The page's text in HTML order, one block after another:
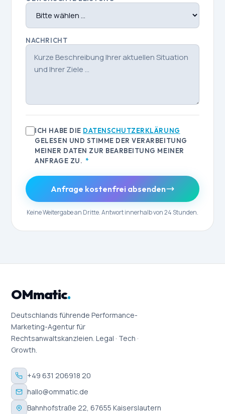
NACHRICHT
ICH HABE DIE DATENSCHUTZERKLÄRUNG
GELESEN UND STIMME DER VERARBEITUNG
MEINER DATEN ZUR BEARBEITUNG MEINER
ANFRAGE ZU. *
Anfrage kostenfrei absenden
Keine Weitergabe an Dritte. Antwort innerhalb von 24 Stunden.
OMmatic.
Deutschlands führende Performance-
Marketing-Agentur für
Rechtsanwaltskanzleien. Legal · Tech ·
Growth.
+49 631 206918 20
hallo@ommatic.de
Bahnhofstraße 22, 67655 Kaiserslautern